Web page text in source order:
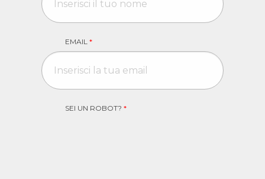
EMAIL *
SEI UN ROBOT? *